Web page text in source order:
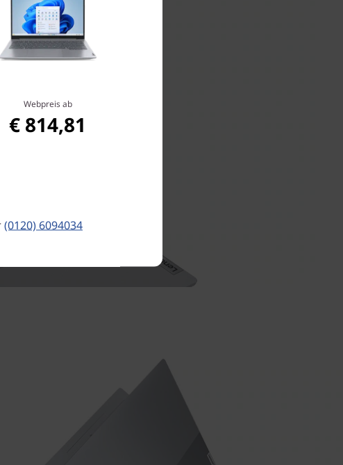
Webpreis ab
€ 814,81
(0120) 6094034